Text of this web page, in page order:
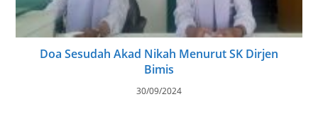
Doa Sesudah Akad Nikah Menurut SK Dirjen
Bimis
30/09/2024